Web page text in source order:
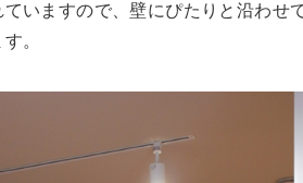
いますので、壁にぴたりと沿わせ
。